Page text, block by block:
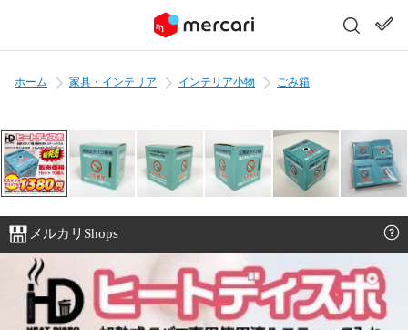
ホーム 家具・インテリア インテリア小物 ごみ箱
メルカリShops